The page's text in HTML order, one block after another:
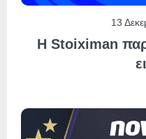
13
Η Stoiximan